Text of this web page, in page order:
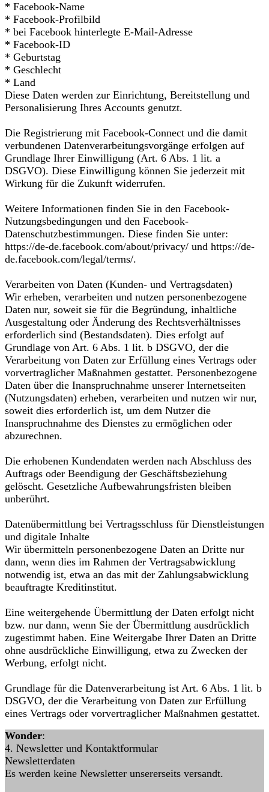
* Facebook-Name
* Facebook-Profilbild
* bei Facebook hinterlegte E-Mail-Adresse
* Facebook-ID
* Geburtstag
* Geschlecht
* Land
Diese Daten werden zur Einrichtung, Bereitstellung und
Personalisierung Ihres Accounts genutzt.
Die Registrierung mit Facebook-Connect und die damit
verbundenen Datenverarbeitungsvorgänge erfolgen auf
Grundlage Ihrer Einwilligung (Art. 6 Abs. 1 lit. a
DSGVO). Diese Einwilligung können Sie jederzeit mit
Wirkung für die Zukunft widerrufen.
Weitere Informationen finden Sie in den Facebook-
Nutzungsbedingungen und den Facebook-
Datenschutzbestimmungen. Diese finden Sie unter:
https://de-de.facebook.com/about/privacy/ und https://de-
de.facebook.com/legal/terms/.
Verarbeiten von Daten (Kunden- und Vertragsdaten)
Wir erheben, verarbeiten und nutzen personenbezogene
Daten nur, soweit sie für die Begründung, inhaltliche
Ausgestaltung oder Änderung des Rechtsverhältnisses
erforderlich sind (Bestandsdaten). Dies erfolgt auf
Grundlage von Art. 6 Abs. 1 lit. b DSGVO, der die
Verarbeitung von Daten zur Erfüllung eines Vertrags oder
vorvertraglicher Maßnahmen gestattet. Personenbezogene
Daten über die Inanspruchnahme unserer Internetseiten
(Nutzungsdaten) erheben, verarbeiten und nutzen wir nur,
soweit dies erforderlich ist, um dem Nutzer die
Inanspruchnahme des Dienstes zu ermöglichen oder
abzurechnen.
Die erhobenen Kundendaten werden nach Abschluss des
Auftrags oder Beendigung der Geschäftsbeziehung
gelöscht. Gesetzliche Aufbewahrungsfristen bleiben
unberührt.
Datenübermittlung bei Vertragsschluss für Dienstleistungen
und digitale Inhalte
Wir übermitteln personenbezogene Daten an Dritte nur
dann, wenn dies im Rahmen der Vertragsabwicklung
notwendig ist, etwa an das mit der Zahlungsabwicklung
beauftragte Kreditinstitut.
Eine weitergehende Übermittlung der Daten erfolgt nicht
bzw. nur dann, wenn Sie der Übermittlung ausdrücklich
zugestimmt haben. Eine Weitergabe Ihrer Daten an Dritte
ohne ausdrückliche Einwilligung, etwa zu Zwecken der
Werbung, erfolgt nicht.
Grundlage für die Datenverarbeitung ist Art. 6 Abs. 1 lit. b
DSGVO, der die Verarbeitung von Daten zur Erfüllung
eines Vertrags oder vorvertraglicher Maßnahmen gestattet.
Wonder:
4. Newsletter und Kontaktformular
Newsletterdaten
Es werden keine Newsletter unsererseits versandt.